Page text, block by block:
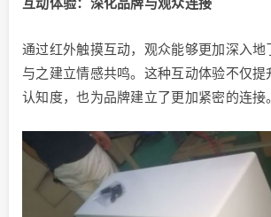
互动体验：深化品牌与观众连接
通过红外触摸互动，观众能够更加深入地
与之建立情感共鸣。这种互动体验不仅提
认知度，也为品牌建立了更加紧密的连接